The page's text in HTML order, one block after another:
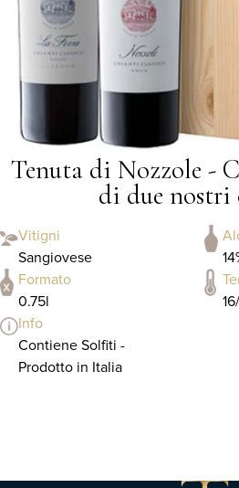
Tenuta di Nozzole -
di due nostri
Vitigni
Sangiovese
Formato
0.75l
Info
Contiene Solfiti -
Prodotto in Italia